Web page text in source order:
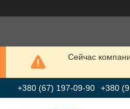
Сейчас
+380 (67) 197-09-90 +380